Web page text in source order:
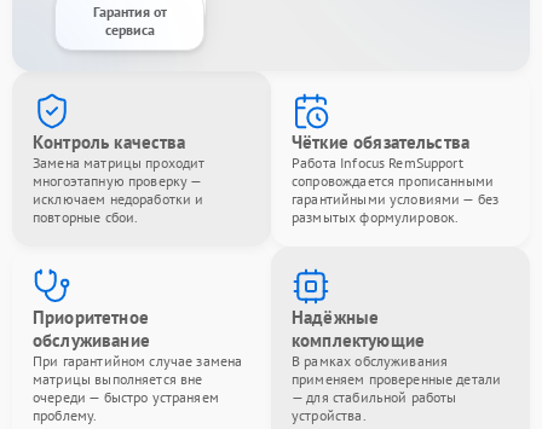
Гарантия от
сервиса
Контроль качества
Замена матрицы проходит
многоэтапную проверку —
исключаем недоработки и
повторные сбои.
Чёткие обязательства
Работа Infocus RemSupport
сопровождается прописанными
гарантийными условиями — без
размытых формулировок.
Приоритетное
обслуживание
При гарантийном случае замена
матрицы выполняется вне
очереди — быстро устраняем
проблему.
Надёжные
комплектующие
В рамках обслуживания
применяем проверенные детали
— для стабильной работы
устройства.